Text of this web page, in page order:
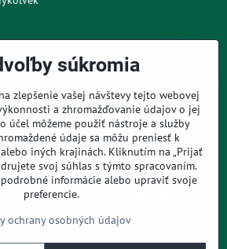
©2026Copyright
súkromia
zlepšenie vašej návštevy tejto webovej
a zhromažďovanie údajov o jej
účel môžeme použiť nástroje a služby
údaje sa môžu preniesť k
alebo iných krajinách. Kliknutím na „Prijať
svoj súhlas s týmto spracovaním.
informácie alebo upraviť svoje
preferencie.
ochrany osobných údajov